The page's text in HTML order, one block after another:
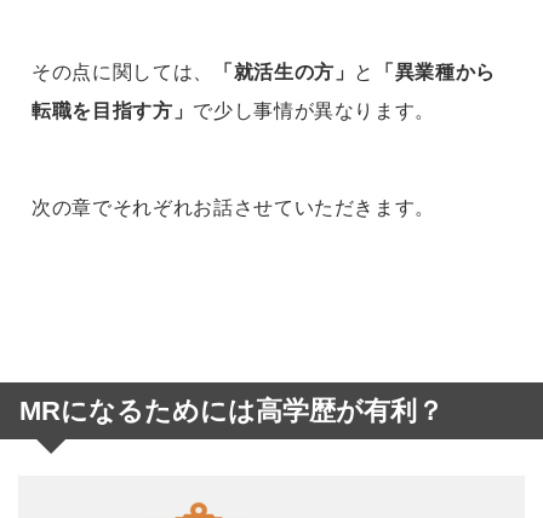
その点に関しては、 「就活生の方」 と
「異業種から
転職を目指す方」 で少し事情が異なります。
次の章でそれぞれお話させていただきます。
MRになるためには高学歴が有利？